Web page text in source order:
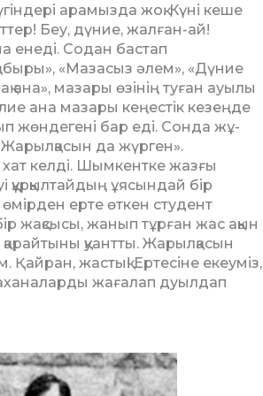
арамызда жоқ. Күні кеше
Беу, дүние, жалған-ай!
енеді. Содан бастап
«Мазасыз әлем», «Дүние
мазары өзінің туған ауылы
ана мазары кеңестік кезеңде
жөндегені бар еді. Сонда жұ­
да жүрген».
келді. Шымкентке жазғы
ұясындай бір
ерте өткен студент
жақсысы, жанып тұрған жас ақын
қуант­ты. Жарылқасын
Қайран, жастық! Ертесіне екеуміз,
жағалап дуыл­дап